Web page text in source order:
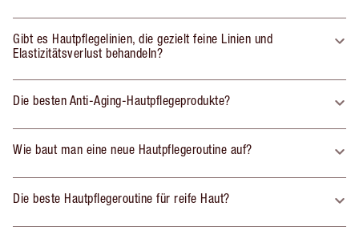
Gibt es Hautpflegelinien, die gezielt feine Linien und
Elastizitätsverlust behandeln?
Die besten Anti-Aging-Hautpflegeprodukte?
Wie baut man eine neue Hautpflegeroutine auf?
Die beste Hautpflegeroutine für reife Haut?